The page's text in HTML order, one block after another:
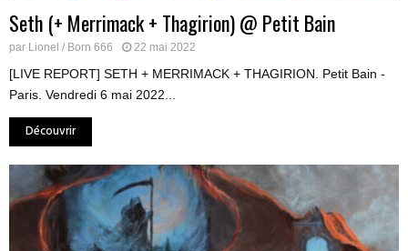
Seth (+ Merrimack + Thagirion) @ Petit Bain
par Lionel / Born 666 22 mai 2022
[LIVE REPORT] SETH + MERRIMACK + THAGIRION. Petit Bain -
Paris. Vendredi 6 mai 2022...
Découvrir